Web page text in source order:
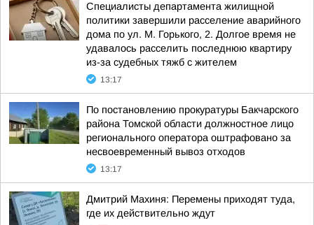
Специалисты департамента жилищной
политики завершили расселение аварийного
дома по ул. М. Горького, 2. Долгое время не
удавалось расселить последнюю квартиру
из-за судебных тяжб с жителем
13:17
По постановлению прокуратуры Бакчарского
района Томской области должностное лицо
регионального оператора оштрафовано за
несвоевременный вывоз отходов
13:17
Дмитрий Махиня: Перемены приходят туда,
где их действительно ждут